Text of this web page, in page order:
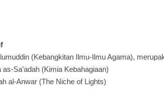
(Kebangkitan Ilmu-Ilmu Agama),
as-Sa’adah (Kimia Kebahagiaan)
al-Anwar (The Niche of Lights)